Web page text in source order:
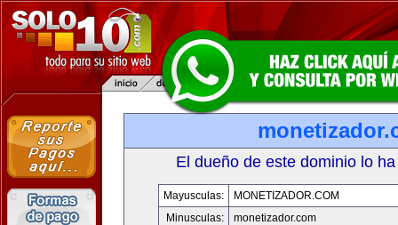
El dueño de este dominio lo
Mayusculas:
MONETIZADOR.COM
Minusculas:
monetizador.com